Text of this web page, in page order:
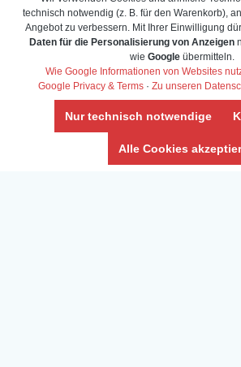
technisch notwendig (z. B. für den Warenkorb),
Angebot zu verbessern. Mit Ihrer Einwilligung
Daten für die Personalisierung von Anzeigen
wie Googleübermitteln.
Wie Google Informationen von Websites
Google Privacy & Terms · Zu unseren
Nur technisch notwendige
Alle Cookies